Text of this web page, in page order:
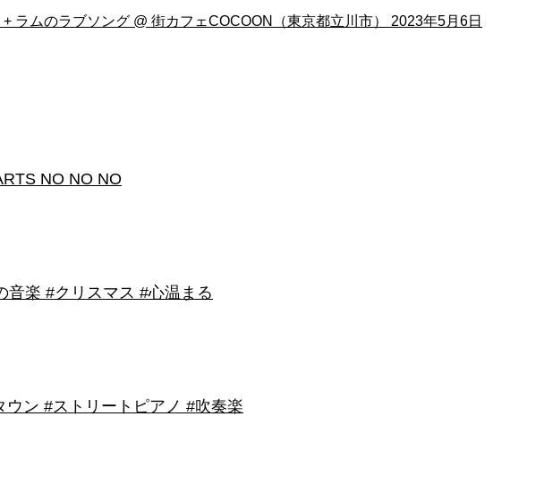
ラムのラブソング @ 街カフェCOCOON（東京都立川市） 2023年5月6日
NO NO NO
音楽 #クリスマス #心温まる
ン #ストリートピアノ #吹奏楽